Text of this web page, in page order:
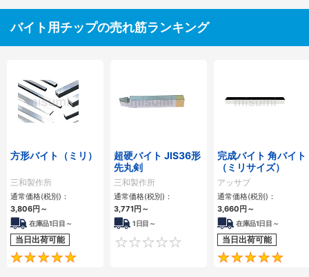
バイト用チップの売れ筋ランキング
方形バイト（ミリ）
三和製作所
通常価格(税別)：
3,806円 ～
在庫品1日目～
当日出荷可能
超硬バイト JIS36形
先丸剣
三和製作所
通常価格(税別)：
3,771円 ～
1日目～
0
完成バイト 角バイト
（ミリサイズ）
アッサブ
通常価格(税別)：
3,660円 ～
在庫品1日目～
当日出荷可能